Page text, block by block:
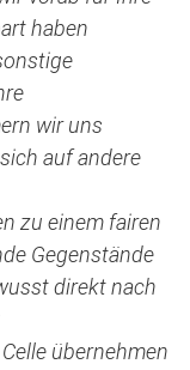
haben
wir uns
auf andere
zu einem fairen
Gegenstände
direkt nach
übernehmen